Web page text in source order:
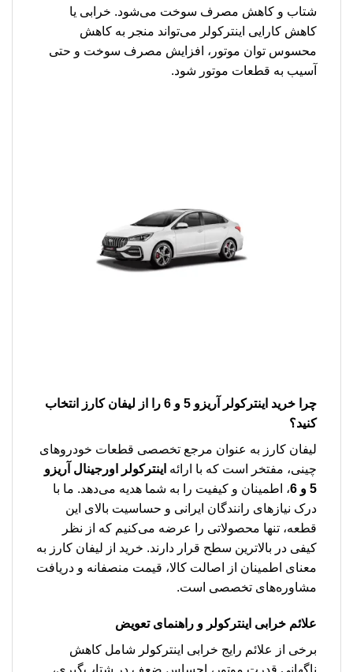
شتاب و کاهش مصرف سوخت می‌شود. خرابی یا
کاهش کارایی اینترکولر می‌تواند منجر به کاهش
محسوس توان موتور، افزایش مصرف سوخت و حتی
آسیب به قطعات موتور شود.
چرا خرید اینترکولر آریزو 5 و 6
را از لیفان کارز انتخاب
کنید؟
لیفان کارز به عنوان مرجع تخصصی قطعات خودروهای
چینی، مفتخر است که با ارائه اینترکولر اورجینال آریزو
5 و 6
، اطمینان و کیفیت را به شما هدیه می‌دهد. ما با
درک نیازهای رانندگان ایرانی و حساسیت بالای این
قطعه، تنها محصولاتی را عرضه می‌کنیم که از نظر
کیفی در بالاترین سطح قرار دارند. خرید از لیفان کارز به
معنای اطمینان از اصالت کالا، قیمت منصفانه و دریافت
مشاوره‌های تخصصی است.
علائم خرابی اینترکولر و راهنمای تعویض
برخی از علائم رایج خرابی اینترکولر شامل کاهش
ناگهانی قدرت موتور، احساس ضعف در شتاب‌گیری،